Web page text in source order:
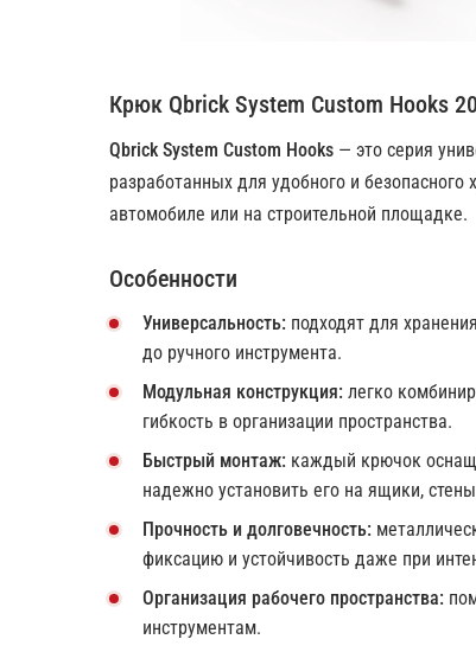
Крюк Qbrick System Custom Hooks
Qbrick System Custom Hooks — это серия
разработанных для удобного и безопасного
автомобиле или на строительной площадке.
Особенности
Универсальность: подходят для
до ручного инструмента.
Модульная конструкция: легко
гибкость в организации пространства.
Быстрый монтаж: каждый крючок
надежно установить его на ящики,
Прочность и долговечность:
фиксацию и устойчивость даже при
Организация рабочего пространства:
инструментам.